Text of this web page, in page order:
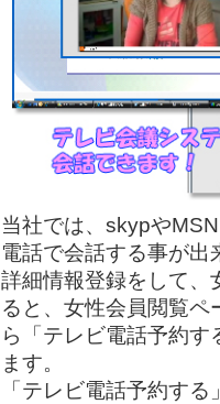
当社では、skypや
電話で会話する事が出
詳細情報登録をして、
ると、女性会員閲覧
ら「テレビ電話予約
ます。
「テレビ電話予約す